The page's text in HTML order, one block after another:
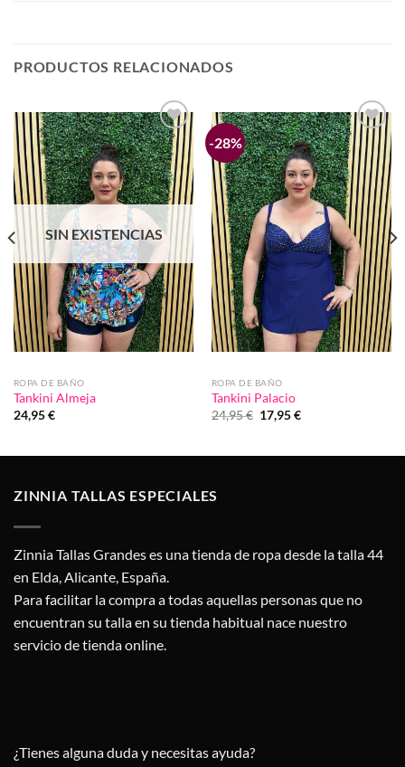
PRODUCTOS RELACIONADOS
Añadir
a la
lista de
deseos
SIN EXISTENCIAS
ROPA DE BAÑO
Tankini Almeja
24,95€
-28%
Añadir
a la
lista de
deseos
ROPA DE BAÑO
Tankini Palacio
24,95€ El
precio
17,95€El
ZINNIA TALLAS ESPECIALES
Zinnia Tallas Grandes es una tienda de ropa desde la talla 44
en Elda, Alicante, España.
Para facilitar la compra a todas aquellas personas que no
encuentran su talla en su tienda habitual nace nuestro
servicio de tienda online.
¿Tienes alguna duda y necesitas ayuda?